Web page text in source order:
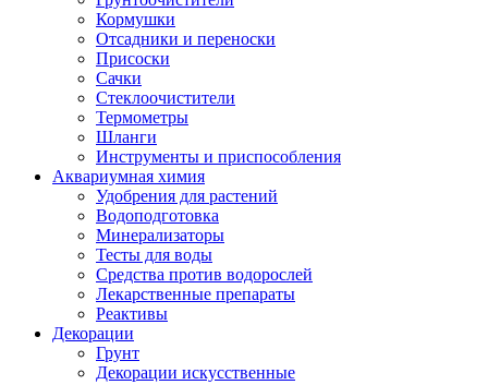
Кормушки
Отсадники и переноски
Присоски
Сачки
Стеклоочистители
Термометры
Шланги
Инструменты и приспособления
Аквариумная химия
Удобрения для растений
Водоподготовка
Минерализаторы
Тесты для воды
Средства против водорослей
Лекарственные препараты
Реактивы
Декорации
Грунт
Декорации искусственные